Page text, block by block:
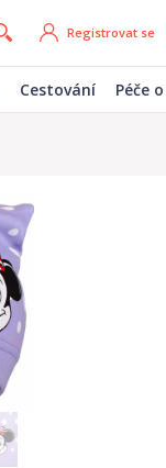
Registrovat se
Cestování Péče